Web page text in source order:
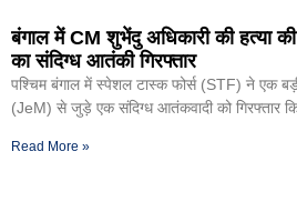
बंगाल में CM शुभेंदु अधिकारी की हत्या
का संदिग्ध आतंकी गिरफ्तार
पश्चिम बंगाल में स्पेशल टास्क फोर्स (STF) ने एक
(JeM) से जुड़े एक संदिग्ध आतंकवादी को गिरफ्तार
Read More »